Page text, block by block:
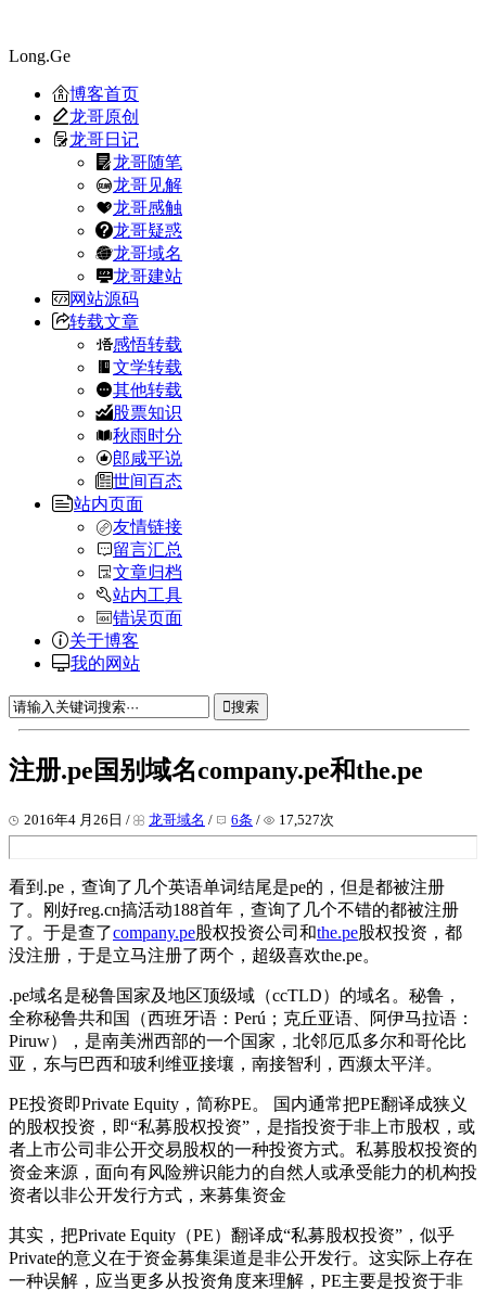
Long.Ge
博客首页
龙哥原创
龙哥日记
龙哥随笔
龙哥见解
龙哥感触
龙哥疑惑
龙哥域名
龙哥建站
网站源码
转载文章
感悟转载
文学转载
其他转载
股票知识
秋雨时分
郎咸平说
世间百态
站内页面
友情链接
留言汇总
文章归档
站内工具
错误页面
关于博客
我的网站
搜索
注册.pe国别域名company.pe和the.pe
2016年4 月26日 / 龙哥域名 / 6条 / 17,527次
看到.pe，查询了几个英语单词结尾是pe的，但是都被注册
了。刚好reg.cn搞活动188首年，查询了几个不错的都被注册
了。于是查了company.pe股权投资公司和the.pe股权投资，都
没注册，于是立马注册了两个，超级喜欢the.pe。
.pe域名是秘鲁国家及地区顶级域（ccTLD）的域名。秘鲁，
全称秘鲁共和国（西班牙语：Perú；克丘亚语、阿伊马拉语：
Piruw），是南美洲西部的一个国家，北邻厄瓜多尔和哥伦比
亚，东与巴西和玻利维亚接壤，南接智利，西濒太平洋。
PE投资即Private Equity，简称PE。 国内通常把PE翻译成狭义
的股权投资，即“私募股权投资”，是指投资于非上市股权，或
者上市公司非公开交易股权的一种投资方式。私募股权投资的
资金来源，面向有风险辨识能力的自然人或承受能力的机构投
资者以非公开发行方式，来募集资金
其实，把Private Equity（PE）翻译成“私募股权投资”，似乎
Private的意义在于资金募集渠道是非公开发行。这实际上存在
一种误解，应当更多从投资角度来理解，PE主要是投资于非